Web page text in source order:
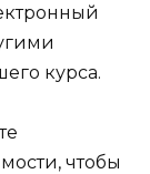
курса.
чтобы